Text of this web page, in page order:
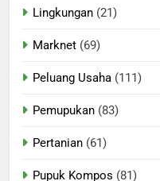
Lingkungan (21)
Marknet (69)
Peluang Usaha (111)
Pemupukan (83)
Pertanian (61)
Pupuk Kompos (81)